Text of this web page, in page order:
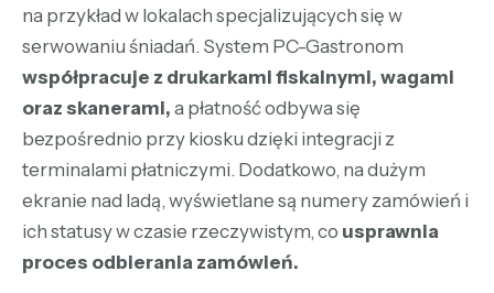
na przykład w lokalach specjalizujących się w
serwowaniu śniadań. System PC-Gastronom
współpracuje z drukarkami fiskalnymi, wagami
oraz skanerami, a płatność odbywa się
bezpośrednio przy kiosku dzięki integracji z
terminalami płatniczymi. Dodatkowo, na dużym
ekranie nad ladą, wyświetlane są numery zamówień i
ich statusy w czasie rzeczywistym, co usprawnia
proces odbierania zamówień.